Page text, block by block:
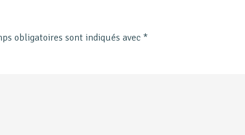
obligatoires sont indiqués avec *